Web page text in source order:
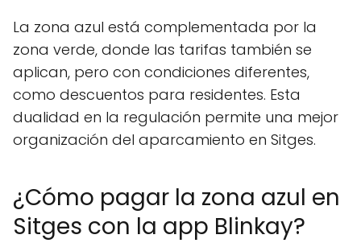
La zona azul está complementada por la
zona verde, donde las tarifas también se
aplican, pero con condiciones diferentes,
como descuentos para residentes. Esta
dualidad en la regulación permite una mejor
organización del aparcamiento en Sitges.
¿Cómo pagar la zona azul en
Sitges con la app Blinkay?